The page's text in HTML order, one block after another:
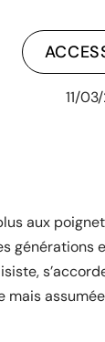
11/
aux
générations
mais